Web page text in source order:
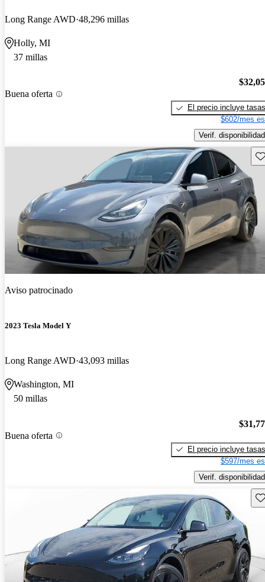
Long Range AWD 48,296 millas
Holly, MI
37 millas
Buena oferta
El precio incluye tasas
$602/mes
Verif. disponibilidad
Aviso patrocinado
2023 Tesla Model Y
Long Range AWD 43,093 millas
Washington, MI
50 millas
Buena oferta
El precio incluye tasas
$597/mes
Verif. disponibilidad